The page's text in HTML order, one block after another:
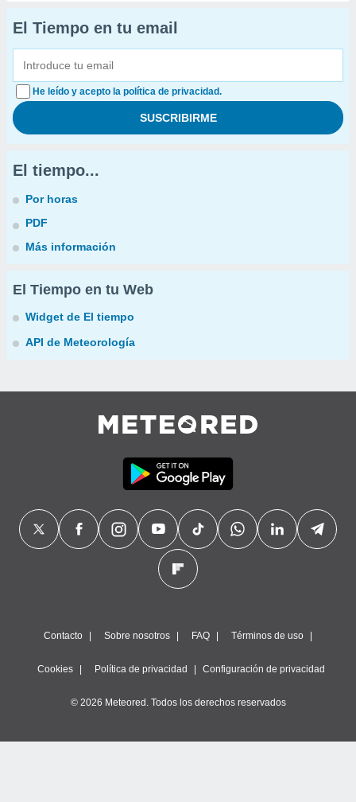
El Tiempo en tu email
He leído y acepto la política de privacidad.
El tiempo...
Por horas
PDF
Más información
El Tiempo en tu Web
Widget de El tiempo
API de Meteorología
Contacto Sobre nosotros FAQ Términos de uso
Cookies Política de privacidad Configuración de privacidad
© 2026 Meteored. Todos los derechos reservados